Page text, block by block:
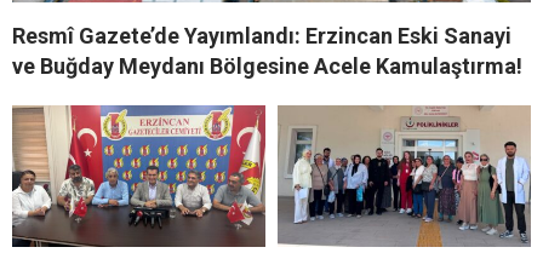
Resmî Gazete’de Yayımlandı: Erzincan Eski Sanayi
ve Buğday Meydanı Bölgesine Acele Kamulaştırma!